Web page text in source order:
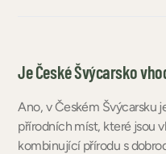
Je České Švýcarsko
Ano, v Českém Švýcarsku
přírodních míst, které jsou
kombinující přírodu s